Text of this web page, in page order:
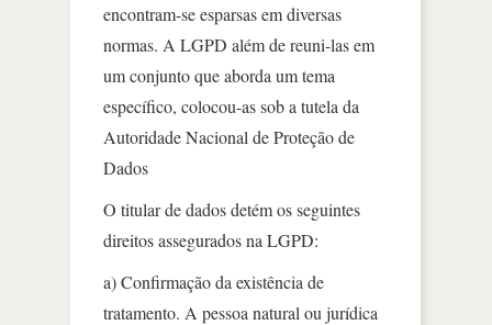
encontram-se esparsas em diversas
normas. A LGPD além de reuni-las em
um conjunto que aborda um tema
específico, colocou-as sob a tutela da
Autoridade Nacional de Proteção de
Dados
O titular de dados detém os seguintes
direitos assegurados na LGPD:
a) Confirmação da existência de
tratamento. A pessoa natural ou jurídica